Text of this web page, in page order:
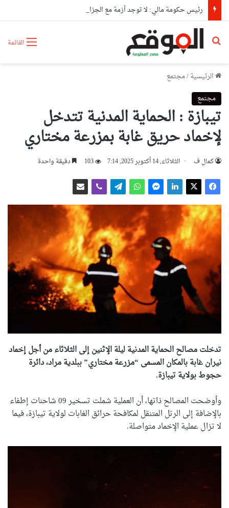
القائمة بحث عن
الرئيسية/مجتمع
مجتمع
تيبازة : الحماية المدنية تتدخل
لإخماد حريق غابة بمزرعة مختاري
كمال ف الثلاثاء, 14 أكتوبر 2025, 7:14 103 دقيقة واحدة
تدخلت مصالح الحماية المدنية ليلة الإثنين إلى الثلاثاء من أجل إخماد
نيران غابة بالمكان المسمى “مزرعة مختاري” ببلدية مراد، دائرة
حجوط بولاية تيبازة.
وأوضحت المصالح ذاتها، أن العملية شملت تسخير 09 شاحنات إطفاء
بالإضافة إلى الرتل المتنقل لمكافحة حرائق الغابات لولاية تيبازة، فيما
لا تزال عملية الإخماد متواصلة.